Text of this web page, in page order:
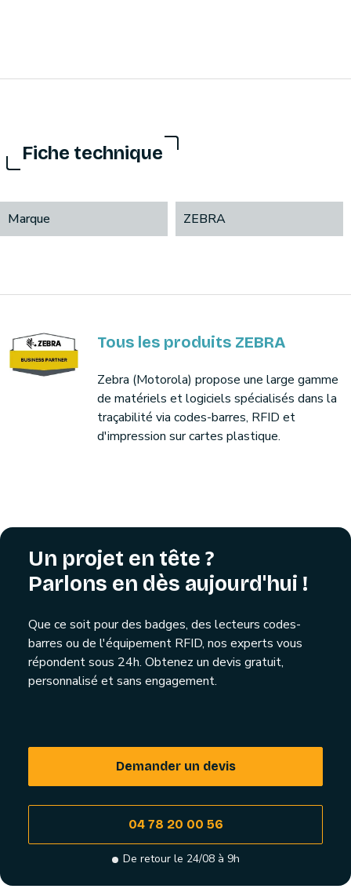
Fiche technique
Marque ZEBRA
Tous les produits ZEBRA
Zebra (Motorola) propose une large gamme
de matériels et logiciels spécialisés dans la
traçabilité via codes-barres, RFID et
d'impression sur cartes plastique.
Un projet en tête ?
Parlons en dès aujourd'hui !
Que ce soit pour des badges, des lecteurs codes-
barres ou de l'équipement RFID, nos experts vous
répondent sous 24h. Obtenez un devis gratuit,
personnalisé et sans engagement.
Demander un devis
04 78 20 00 56
De retour le 24/08 à 9h